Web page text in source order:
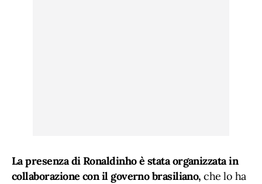
La presenza di Ronaldinho è stata organizzata in
collaborazione con il governo brasiliano, che lo ha